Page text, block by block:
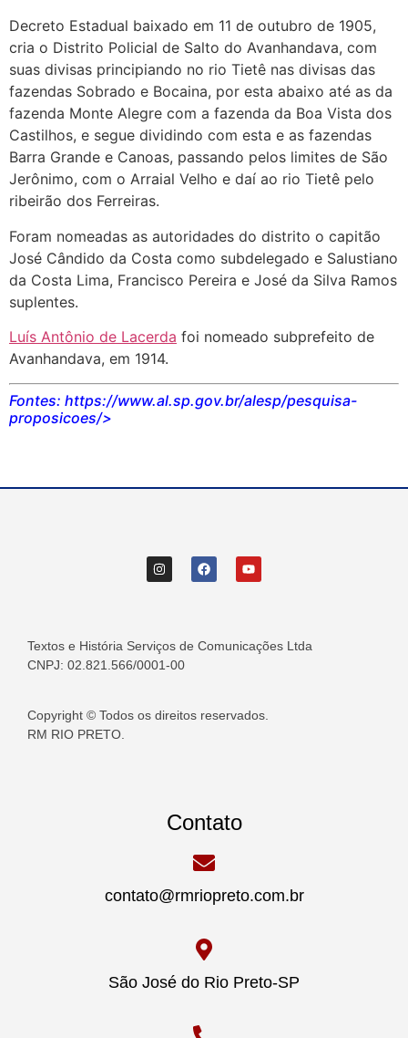
Decreto Estadual baixado em 11 de outubro de 1905,
cria o Distrito Policial de Salto do Avanhandava, com
suas divisas principiando no rio Tietê nas divisas das
fazendas Sobrado e Bocaina, por esta abaixo até as da
fazenda Monte Alegre com a fazenda da Boa Vista dos
Castilhos, e segue dividindo com esta e as fazendas
Barra Grande e Canoas, passando pelos limites de São
Jerônimo, com o Arraial Velho e daí ao rio Tietê pelo
ribeirão dos Ferreiras.
Foram nomeadas as autoridades do distrito o capitão
José Cândido da Costa como subdelegado e Salustiano
da Costa Lima, Francisco Pereira e José da Silva Ramos
suplentes.
Luís Antônio de Lacerda foi nomeado subprefeito de
Avanhandava, em 1914.
Fontes: https://www.al.sp.gov.br/alesp/pesquisa-
proposicoes/>
Textos e História Serviços de Comunicações Ltda
CNPJ: 02.821.566/0001-00
Copyright © Todos os direitos reservados.
RM RIO PRETO.
Contato
contato@rmriopreto.com.br
São José do Rio Preto-SP